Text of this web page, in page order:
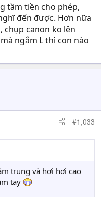
tầm tiền cho phép,
đến được. Hơn nữa
chụp canon ko lên
ngắm L thì con nào
#1,033
trung và hơi hơi cao
tay